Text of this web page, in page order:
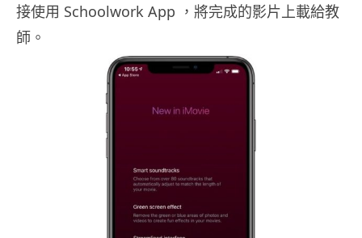
接使用 Schoolwork App ，將完成的影片上載給教
師。